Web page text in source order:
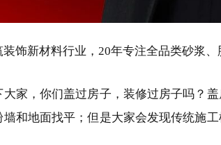
饰新材料行业，20年专注全品类砂浆
大家，你们盖过房子，装修过房子吗？
墙和地面找平；但是大家会发现传统施